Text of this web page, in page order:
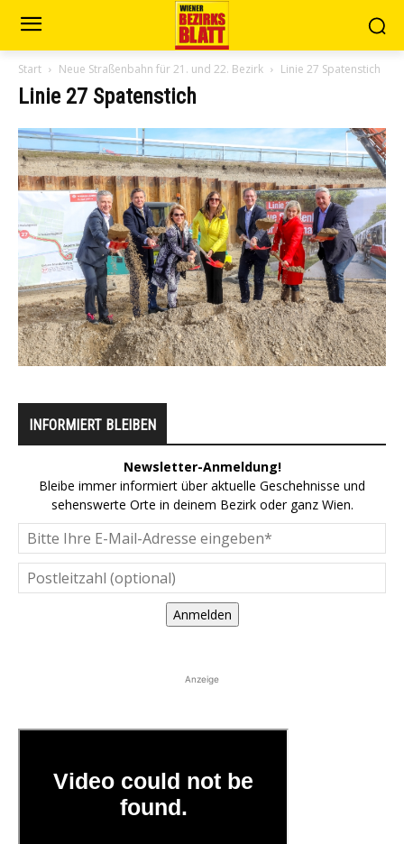
Start Neue Straßenbahn für 21. und 22. Bezirk Linie 27 Spatenstich
Linie 27 Spatenstich
INFORMIERT BLEIBEN
Newsletter-Anmeldung!
Bleibe immer informiert über aktuelle Geschehnisse und
sehenswerte Orte in deinem Bezirk oder ganz Wien.
Anmelden
Anzeige